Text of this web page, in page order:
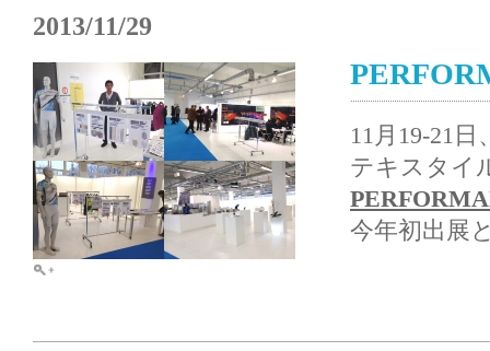
2013/11/29
11月19-21
テキスタイ
今年初出展